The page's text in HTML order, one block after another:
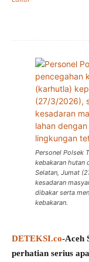
Personel Polsek
kebakaran hutan
Selatan, Jumat
kesadaran
dibakar serta
kebakaran.
DETEKSI.co-Aceh
perhatian serius